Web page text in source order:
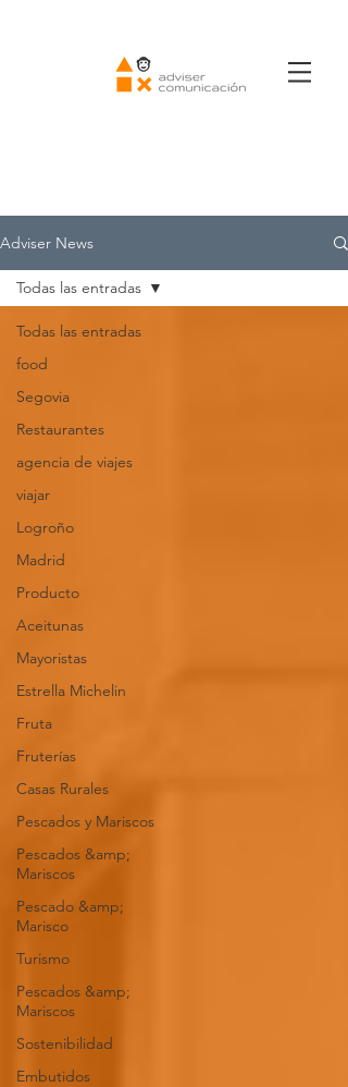
Adviser News
Todas las entradas
food
Segovia
Restaurantes
agencia de viajes
viajar
Logroño
Madrid
Producto
Aceitunas
Mayoristas
Estrella Michelin
Fruta
Fruterías
Casas Rurales
Pescados y Mariscos
Pescados &amp;
Mariscos
Pescado &amp;
Marisco
Turismo
Pescados &amp;
Mariscos
Sostenibilidad
Embutidos
Todas las entradas